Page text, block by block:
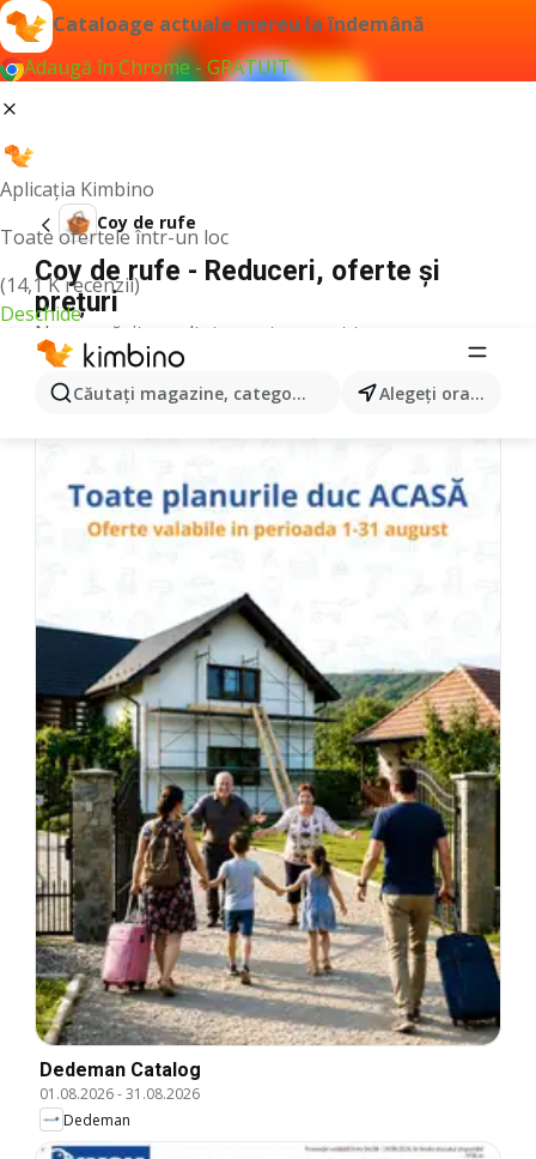
Cataloage actuale mereu la îndemână
Adaugă în Chrome - GRATUIT
Aplicația Kimbino
Toate ofertele într-un loc
(14,1 K recenzii)
Deschide
Căutaţi magazine, categorii, produse... Alegeţi oraşul
Coy de rufe
Coy de rufe - Reduceri, oferte și
prețuri
Nu am găsit rezultate pentru acest termen.
Alte cataloage din categorie
Dedeman Catalog
01.08.2026-31.08.2026
Dedeman